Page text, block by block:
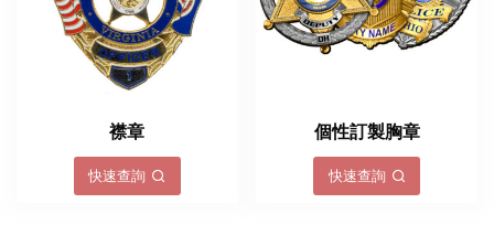
襟章
快速查詢
個性訂製胸章
快速查詢